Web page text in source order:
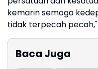
kemarin semoga
tidak terpecah
Baca Juga